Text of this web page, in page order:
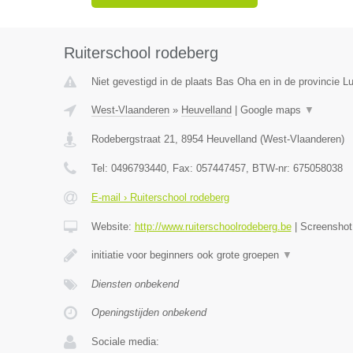
Ruiterschool rodeberg
Niet gevestigd in de plaats Bas Oha en in de provincie
West-Vlaanderen» Heuvelland Google maps ▼
Rodebergstraat 21, 8954 Heuvelland (West-Vlaanderen)
Tel: 0496793440, Fax: 057447457, BTW-nr: 675058038
E-mail › Ruiterschool rodeberg
Website: http://www.ruiterschoolrodeberg.be|
initiatie voor beginners ook grote groepen ▼
Diensten onbekend
Openingstijden onbekend
Sociale media: